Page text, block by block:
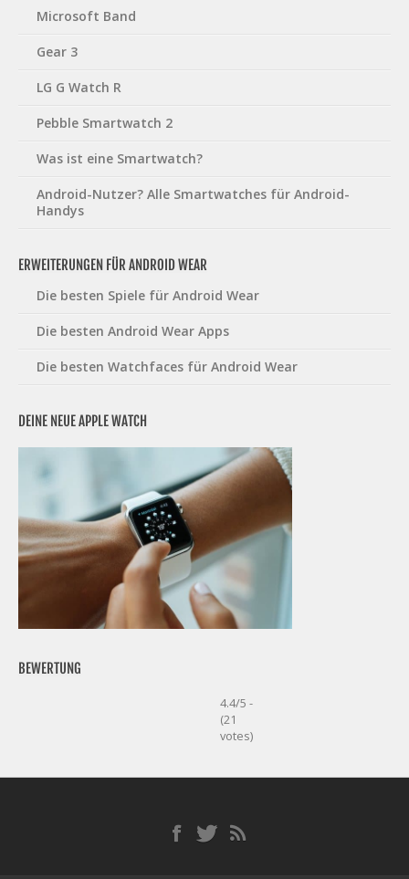
Microsoft Band
Gear 3
LG G Watch R
Pebble Smartwatch 2
Was ist eine Smartwatch?
Android-Nutzer? Alle Smartwatches für Android-
Handys
ERWEITERUNGEN FÜR ANDROID WEAR
Die besten Spiele für Android Wear
Die besten Android Wear Apps
Die besten Watchfaces für Android Wear
DEINE NEUE APPLE WATCH
BEWERTUNG
4.4/5 -
(21
votes)